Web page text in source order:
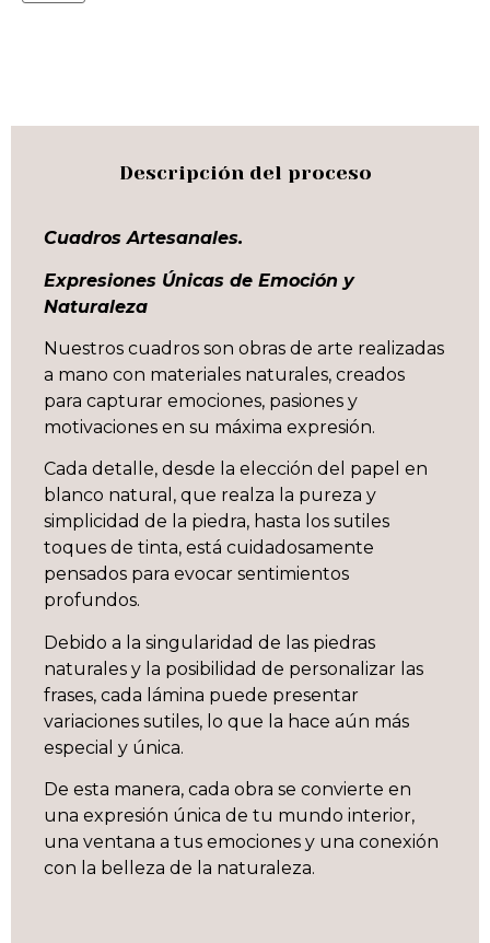
Descripción del proceso
Cuadros Artesanales.
Expresiones Únicas de Emoción y
Naturaleza
Nuestros cuadros son obras de arte realizadas
a mano con materiales naturales, creados
para capturar emociones, pasiones y
motivaciones en su máxima expresión.
Cada detalle, desde la elección del papel en
blanco natural, que realza la pureza y
simplicidad de la piedra, hasta los sutiles
toques de tinta, está cuidadosamente
pensados para evocar sentimientos
profundos.
Debido a la singularidad de las piedras
naturales y la posibilidad de personalizar las
frases, cada lámina puede presentar
variaciones sutiles, lo que la hace aún más
especial y única.
De esta manera, cada obra se convierte en
una expresión única de tu mundo interior,
una ventana a tus emociones y una conexión
con la belleza de la naturaleza.